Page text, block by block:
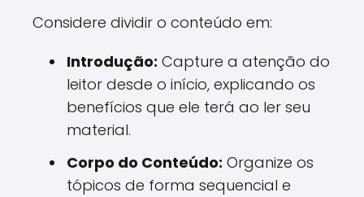
Considere dividir o conteúdo em:
Introdução: Capture a atenção do
leitor desde o início, explicando os
benefícios que ele terá ao ler seu
material.
Corpo do Conteúdo: Organize os
tópicos de forma sequencial e